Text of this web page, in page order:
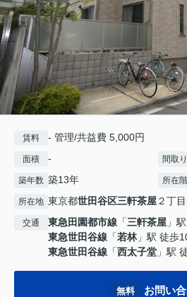
賃料 - 管理/共益費 5,000円
面積 - 間取り
築年数 築13年 所在階
所在地 東京都世田谷区三軒茶屋２丁
交通 東急田園都市線 「三軒茶屋 」
東急世田谷線 「若林」駅 徒歩
東急世田谷線 「西太子堂 」駅
無料 お問い